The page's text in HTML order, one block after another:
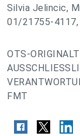
Silvia Jelincic,
01/21755-
OTS-
FMT